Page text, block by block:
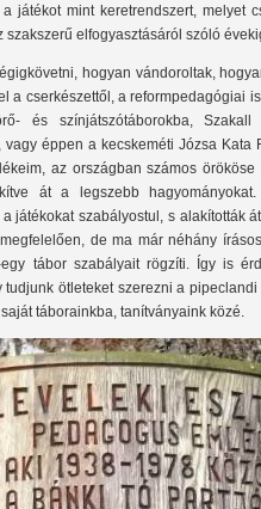
játékot mint keretrendszert, melyet
szakszerű elfogyasztásáról szóló
hogyan vándoroltak,
a cserkészettől, a reformpedagógiai
és színjátszótáborokba, Szakall
vagy éppen a kecskeméti Józsa Kata
az országban számos
át a legszebb
játékokat szabályostul, s alakították
de ma már néhány
tábor szabályait rögzíti. Így is
tudjunk ötleteket szerezni a
táborainkba, tanítványaink közé.